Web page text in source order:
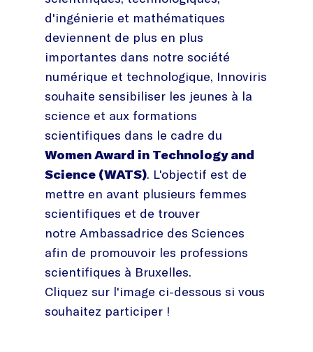
d'ingénierie et mathématiques
deviennent de plus en plus
importantes dans notre société
numérique et technologique, Innoviris
souhaite sensibiliser les jeunes à la
science et aux formations
scientifiques dans le cadre du
Women Award in Technology and
Science (WATS). L'objectif est de
mettre en avant plusieurs femmes
scientifiques et de trouver
notre Ambassadrice des Sciences
afin de promouvoir les professions
scientifiques à Bruxelles.
Cliquez sur l'image ci-dessous si vous
souhaitez participer !